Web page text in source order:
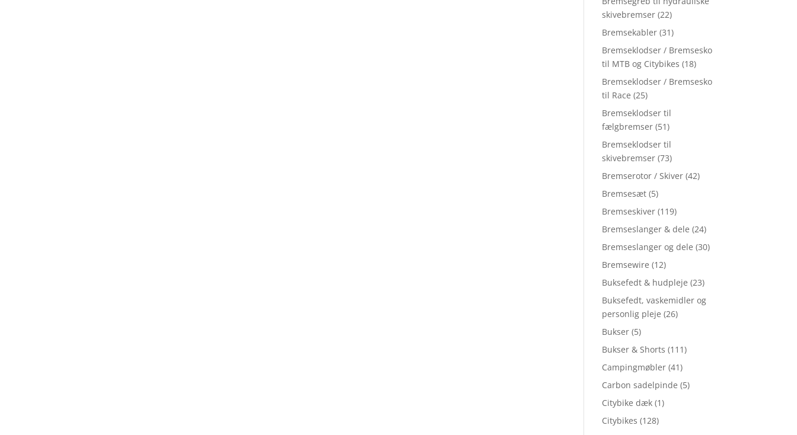
skivebremser (22)
Bremsekabler (31)
Bremseklodser / Bremsesko
til MTB og Citybikes (18)
Bremseklodser / Bremsesko
til Race (25)
Bremseklodser til
fælgbremser (51)
Bremseklodser til
skivebremser (73)
Bremserotor / Skiver (42)
Bremsesæt (5)
Bremseskiver (119)
Bremseslanger & dele (24)
Bremseslanger og dele (30)
Bremsewire (12)
Buksefedt & hudpleje (23)
Buksefedt, vaskemidler og
personlig pleje (26)
Bukser (5)
Bukser & Shorts (111)
Campingmøbler (41)
Carbon sadelpinde (5)
Citybike dæk (1)
Citybikes (128)